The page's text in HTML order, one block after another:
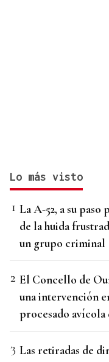
Lo más visto
La A-52, a su
de la huida
un grupo criminal
El Concello de
una intervención
procesado avícola
Las retiradas de